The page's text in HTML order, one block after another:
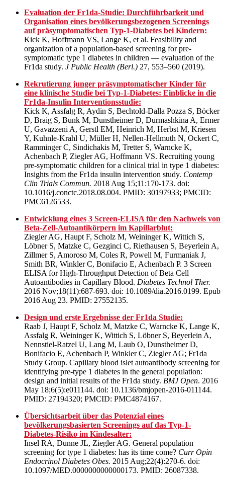
Evaluation der Fr1da-Studie: Durchführbarkeit und
Organisation eines bevölkerungsbezogenen Screenings
auf präsymptomatischen Typ-1-Diabetes bei Kindern:
Kick K, Hoffmann VS, Lange K, et al. Feasibility and
organization of a population-based screening for pre-
symptomatic type 1 diabetes in children — evaluation of the
Fr1da study. J Public Health (Berl.) 27, 553–560 (2019).
Rekrutierung junger präsymptomatischer Kinder für
eine klinische Studie bei Typ-1-Diabetes: Einblicke in die
Fr1da-Insulin Interventionsstudie:
Kick K, Assfalg R, Aydin S, Bechtold-Dalla Pozza S, Böcker
D, Braig S, Bunk M, Dunstheimer D, Durmashkina A, Ermer
U, Gavazzeni A, Gerstl EM, Heinrich M, Herbst M, Kriesen
Y, Kuhnle-Krahl U, Müller H, Nellen-Hellmuth N, Ockert C,
Ramminger C, Sindichakis M, Tretter S, Warncke K,
Achenbach P, Ziegler AG, Hoffmann VS. Recruiting young
pre-symptomatic children for a clinical trial in type 1 diabetes:
Insights from the Fr1da insulin intervention study. Contemp
Clin Trials Commun. 2018 Aug 15;11:170-173. doi:
10.1016/j.conctc.2018.08.004. PMID: 30197933; PMCID:
PMC6126533.
Entwicklung eines 3 Screen-ELISA für den Nachweis von
Beta-Zell-Autoantikörpern im Kapillarblut:
Ziegler AG, Haupt F, Scholz M, Weininger K, Wittich S,
Löbner S, Matzke C, Gezginci C, Riethausen S, Beyerlein A,
Zillmer S, Amoroso M, Coles R, Powell M, Furmaniak J,
Smith BR, Winkler C, Bonifacio E, Achenbach P. 3 Screen
ELISA for High-Throughput Detection of Beta Cell
Autoantibodies in Capillary Blood. Diabetes Technol Ther.
2016 Nov;18(11):687-693. doi: 10.1089/dia.2016.0199. Epub
2016 Aug 23. PMID: 27552135.
Design und erste Ergebnisse der Fr1da Studie:
Raab J, Haupt F, Scholz M, Matzke C, Warncke K, Lange K,
Assfalg R, Weininger K, Wittich S, Löbner S, Beyerlein A,
Nennstiel-Ratzel U, Lang M, Laub O, Dunstheimer D,
Bonifacio E, Achenbach P, Winkler C, Ziegler AG; Fr1da
Study Group. Capillary blood islet autoantibody screening for
identifying pre-type 1 diabetes in the general population:
design and initial results of the Fr1da study. BMJ Open. 2016
May 18;6(5):e011144. doi: 10.1136/bmjopen-2016-011144.
PMID: 27194320; PMCID: PMC4874167.
Übersichtsarbeit über das Potenzial eines
bevölkerungsbasierten Screenings auf das Typ-1-
Diabetes-Risiko im Kindesalter:
Insel RA, Dunne JL, Ziegler AG. General population
screening for type 1 diabetes: has its time come? Curr Opin
Endocrinol Diabetes Obes. 2015 Aug;22(4):270-6. doi:
10.1097/MED.0000000000000173. PMID: 26087338.